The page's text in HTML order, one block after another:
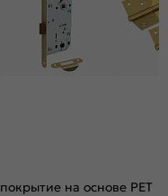
Нет
Да
Высокая
на основе PET